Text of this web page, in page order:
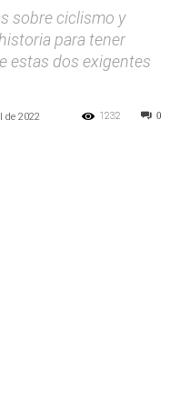
sobre ciclismo y
para tener
estas dos exigentes
de 2022 0
1232